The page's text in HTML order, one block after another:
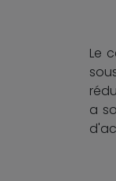
Le
a